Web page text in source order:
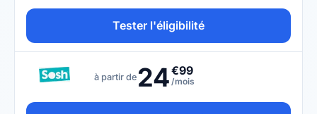
Tester l'éligibilité
à partir de 24€99
/mois